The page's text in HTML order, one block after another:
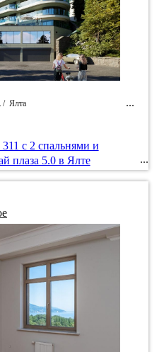
/ Ялта
с 2 спальнями и
плаза 5.0 в Ялте